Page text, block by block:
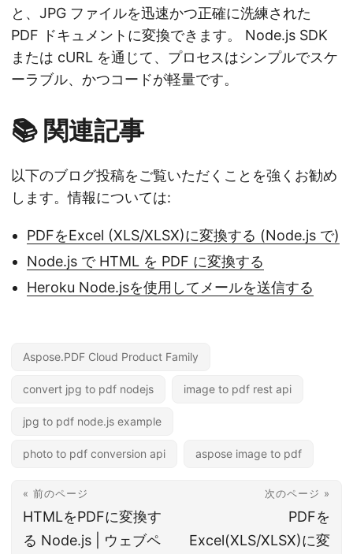
と、JPG ファイルを迅速かつ正確に洗練された
PDF ドキュメントに変換できます。 Node.js SDK
または cURL を通じて、プロセスはシンプルでスケ
ーラブル、かつコードが軽量です。
📚 関連記事
以下のブログ投稿をご覧いただくことを強くお勧め
します。情報については:
PDFをExcel (XLS/XLSX)に変換する (Node.js で)
Node.js で HTML を PDF に変換する
Heroku Node.jsを使用してメールを送信する
Aspose.PDF Cloud Product Family
convert jpg to pdf nodejs image to pdf rest api
jpg to pdf node.js example
photo to pdf conversion api aspose image to pdf
« 前のページ
HTMLをPDFに変換す
る Node.js | ウェブペ
次のページ »
PDFを
Excel(XLS/XLSX)に変